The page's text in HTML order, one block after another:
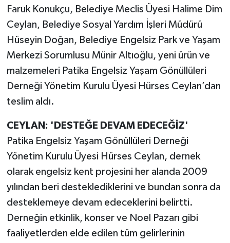
Faruk Konukçu, Belediye Meclis Üyesi Halime Dim
Ceylan, Belediye Sosyal Yardım İşleri Müdürü
Hüseyin Doğan, Belediye Engelsiz Park ve Yaşam
Merkezi Sorumlusu Münir Altıoğlu, yeni ürün ve
malzemeleri Patika Engelsiz Yaşam Gönüllüleri
Derneği Yönetim Kurulu Üyesi Hürses Ceylan’dan
teslim aldı.
CEYLAN: 'DESTEĞE DEVAM EDECEĞİZ'
Patika Engelsiz Yaşam Gönüllüleri Derneği
Yönetim Kurulu Üyesi Hürses Ceylan, dernek
olarak engelsiz kent projesini her alanda 2009
yılından beri desteklediklerini ve bundan sonra da
desteklemeye devam edeceklerini belirtti.
Derneğin etkinlik, konser ve Noel Pazarı gibi
faaliyetlerden elde edilen tüm gelirlerinin